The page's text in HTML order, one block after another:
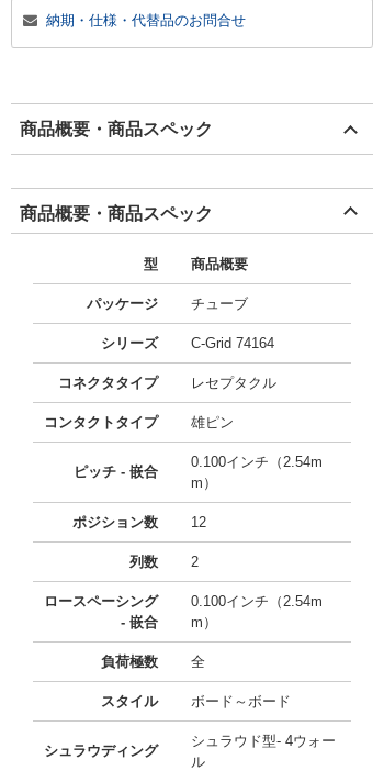
納期・仕様・代替品のお問合せ
商品概要・商品スペック
商品概要・商品スペック
型 商品概要
パッケージ チューブ
シリーズ C-Grid 74164
コネクタタイプ レセプタクル
コンタクトタイプ 雄ピン
ピッチ - 嵌合
0.100インチ（2.54m
m）
ポジション数 12
列数 2
ロースペーシング
- 嵌合
0.100インチ（2.54m
m）
負荷極数 全
スタイル ボード～ボード
シュラウディング
シュラウド型- 4ウォー
ル